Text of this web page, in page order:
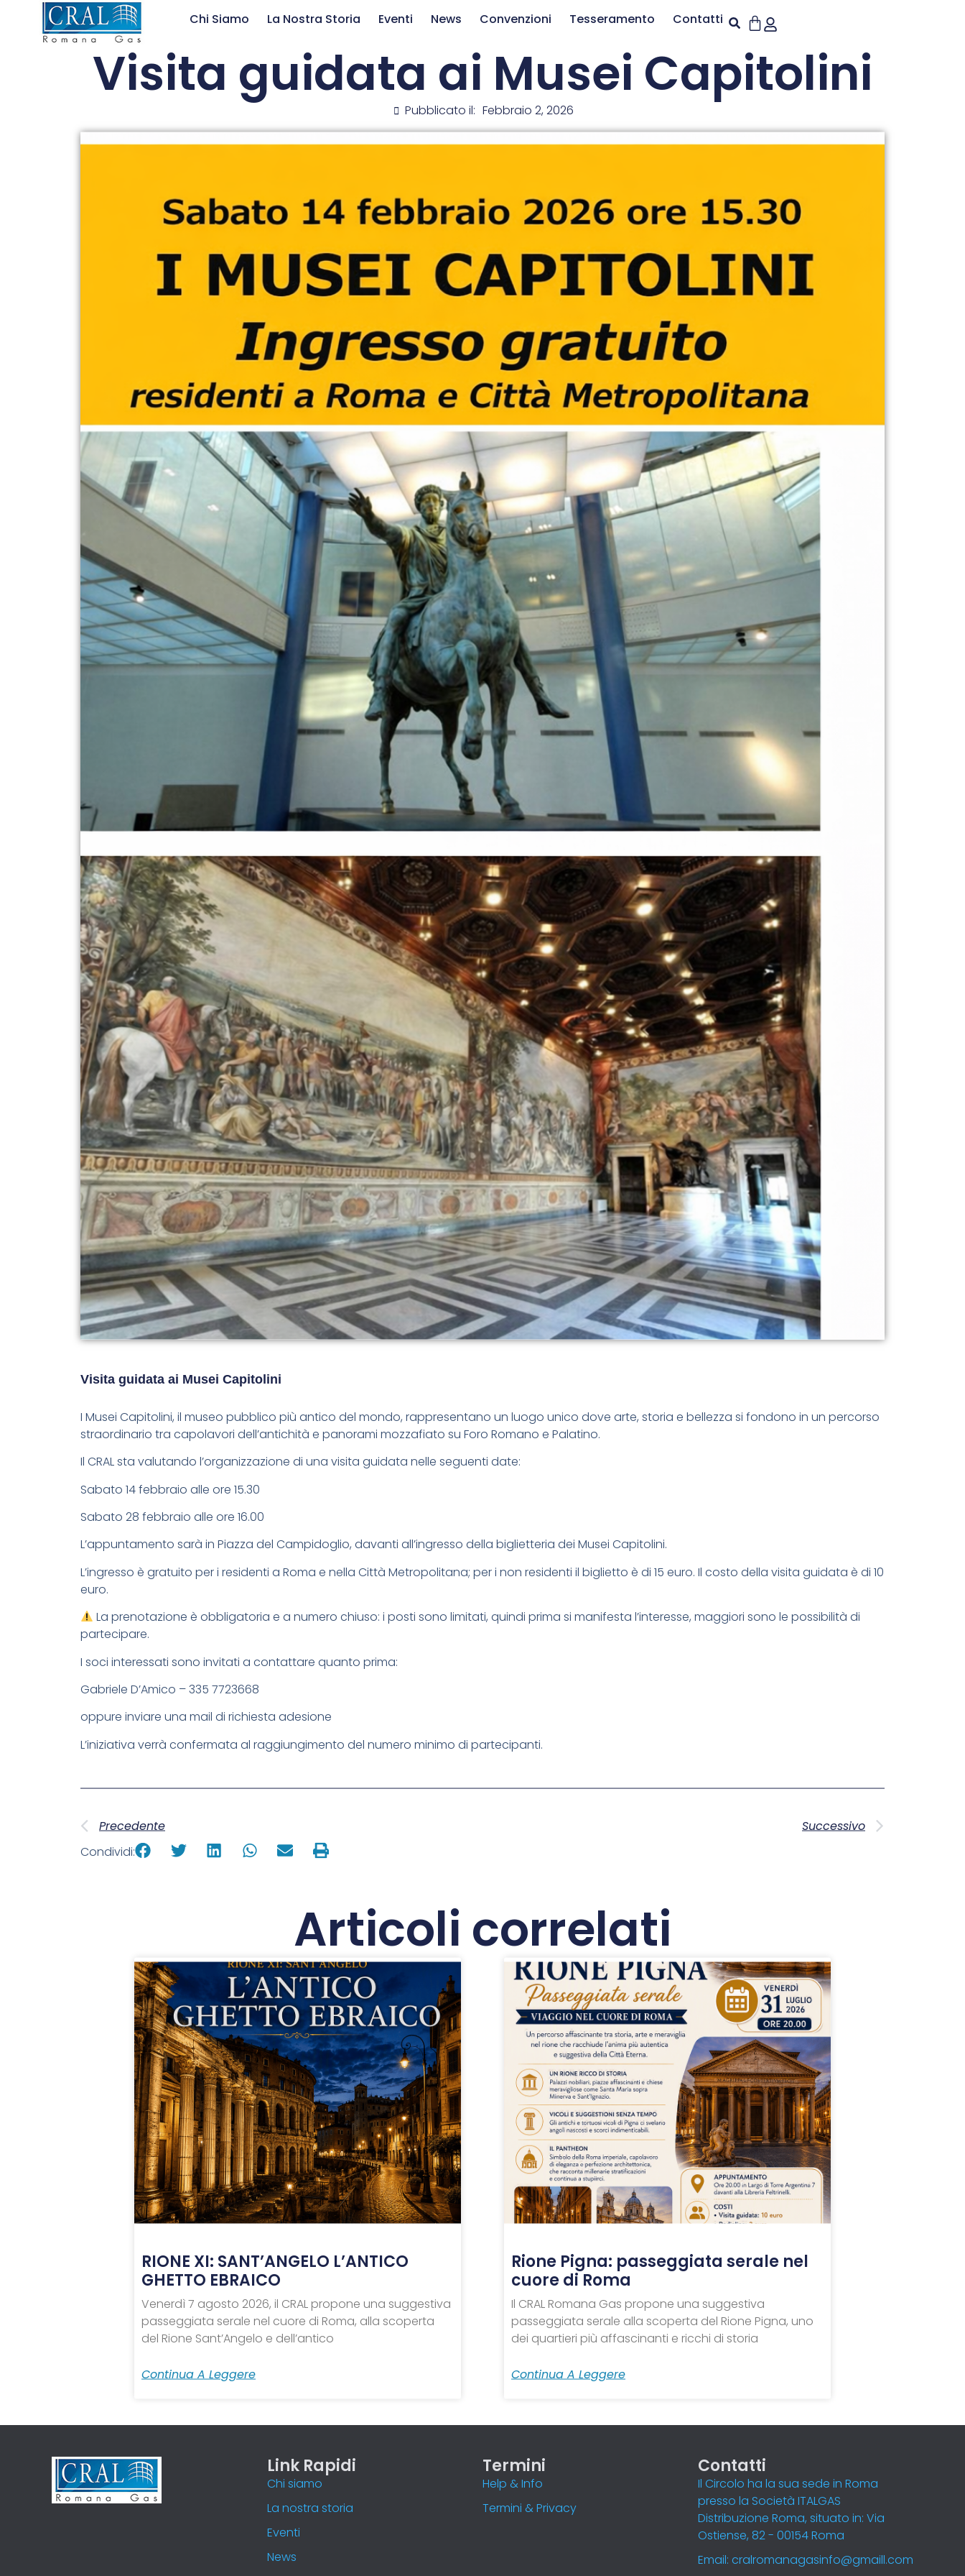
Chi Siamo La Nostra Storia Eventi News Convenzioni Tesseramento Contatti
Visita guidata ai Musei Capitolini
Pubblicato il: Febbraio 2, 2026
Visita guidata ai Musei Capitolini
I Musei Capitolini, il museo pubblico più antico del mondo, rappresentano un luogo unico dove arte, storia e bellezza si fondono in un percorso
straordinario tra capolavori dell’antichità e panorami mozzafiato su Foro Romano e Palatino.
Il CRAL sta valutando l’organizzazione di una visita guidata nelle seguenti date:
Sabato 14 febbraio alle ore 15.30
Sabato 28 febbraio alle ore 16.00
L’appuntamento sarà in Piazza del Campidoglio, davanti all’ingresso della biglietteria dei Musei Capitolini.
L’ingresso è gratuito per i residenti a Roma e nella Città Metropolitana; per i non residenti il biglietto è di 15 euro. Il costo della visita guidata è di 10
euro.
La prenotazione è obbligatoria e a numero chiuso: i posti sono limitati, quindi prima si manifesta l’interesse, maggiori sono le possibilità di
partecipare.
I soci interessati sono invitati a contattare quanto prima:
Gabriele D’Amico – 335 7723668
oppure inviare una mail di richiesta adesione
L’iniziativa verrà confermata al raggiungimento del numero minimo di partecipanti.
Precedente
Successivo
Condividi:
Articoli correlati
RIONE XI: SANT’ANGELO L’ANTICO
GHETTO EBRAICO
Venerdì 7 agosto 2026, il CRAL propone una suggestiva
passeggiata serale nel cuore di Roma, alla scoperta
del Rione Sant’Angelo e dell’antico
Continua A Leggere
Rione Pigna: passeggiata serale nel
cuore di Roma
Il CRAL Romana Gas propone una suggestiva
passeggiata serale alla scoperta del Rione Pigna, uno
dei quartieri più affascinanti e ricchi di storia
Continua A Leggere
Link Rapidi
Chi siamo
La nostra storia
Eventi
News
Termini
Help & Info
Termini & Privacy
Contatti
Il Circolo ha la sua sede in Roma
presso la Società ITALGAS
Distribuzione Roma, situato in: Via
Ostiense, 82 - 00154 Roma
Email: cralromanagasinfo@gmaill.com